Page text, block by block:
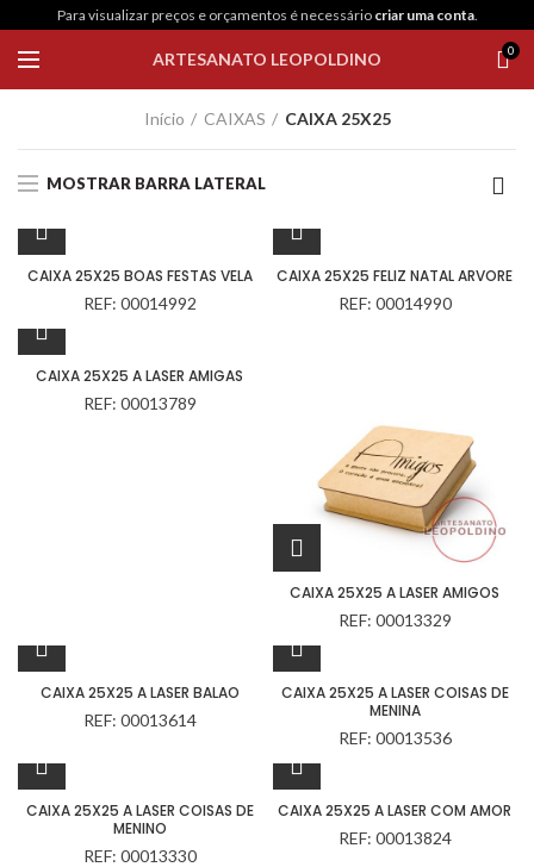
Para visualizar preços e orçamentos é necessário criar uma conta.
ARTESANATO LEOPOLDINO 0
Início CAIXAS CAIXA 25X25
MOSTRAR BARRA LATERAL
CAIXA 25X25 BOAS FESTAS VELA
REF: 00014992
CAIXA 25X25 FELIZ NATAL ARVORE
REF: 00014990
CAIXA 25X25 A LASER AMIGAS
REF: 00013789
CAIXA 25X25 A LASER AMIGOS
REF: 00013329
CAIXA 25X25 A LASER BALAO
REF: 00013614
CAIXA 25X25 A LASER COISAS DE
MENINA
REF: 00013536
CAIXA 25X25 A LASER COISAS DE
MENINO
REF: 00013330
CAIXA 25X25 A LASER COM AMOR
REF: 00013824